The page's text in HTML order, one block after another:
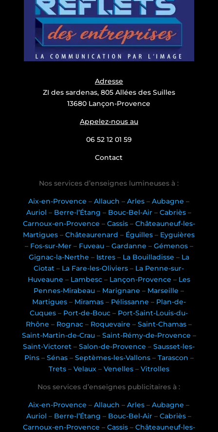
Adresse
ZI des sardenas, 805 Allées des Suilles
13680 Lançon-Provence
Appelez-nous au
06 52 12 01 59
Contact
Nos services d’enseignes lumineuses à :
Aix-en-Provence –Allauch –Arles –Aubagne –
Auriol – Berre-l’Étang – Bouc-Bel-Air –Cabriès –
Carnoux-en-Provence – Cassis– Châteauneuf-les-
Martigues –Châteaurenard – Éguilles – Eyguières
– Fos-sur-Mer– Fuveau– Gardanne – Gémenos–
Gignac-la-Nerthe – Istres– La Bouilladisse – La
Ciotat – La Fare-les-Oliviers – La Penne-sur-
Huveaune – Lambesc– Lançon-Provence – Les
Pennes-Mirabeau – Marignane – Marseille –
Martigues– Miramas– Pélissanne – Plan-de-
Cuques – Port-de-Bouc – Port-Saint-Louis-du-
Rhône – Rognac – Roquevaire –Saint-Chamas –
Saint-Martin-de-Crau– Saint-Rémy-de-Provence –
Saint-Victoret –Salon-de-Provence –Sausset-les-
Pins– Sénas– Septèmes-les-Vallons– Tarascon –
Trets– Velaux– Venelles– Vitrolles
Nos services d’enseignes publicitaires à :
Aix-en-Provence –Allauch –Arles –Aubagne –
Auriol – Berre-l’Étang – Bouc-Bel-Air –Cabriès –
Carnoux-en-Provence – Cassis– Châteauneuf-les-